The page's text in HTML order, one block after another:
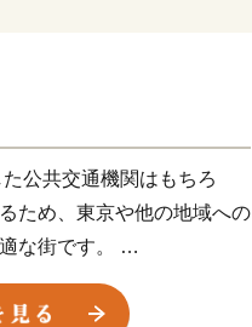
公共交通機関はもちろ
ため、東京や他の地域への
な街です。
の魅力は、何より、都会と